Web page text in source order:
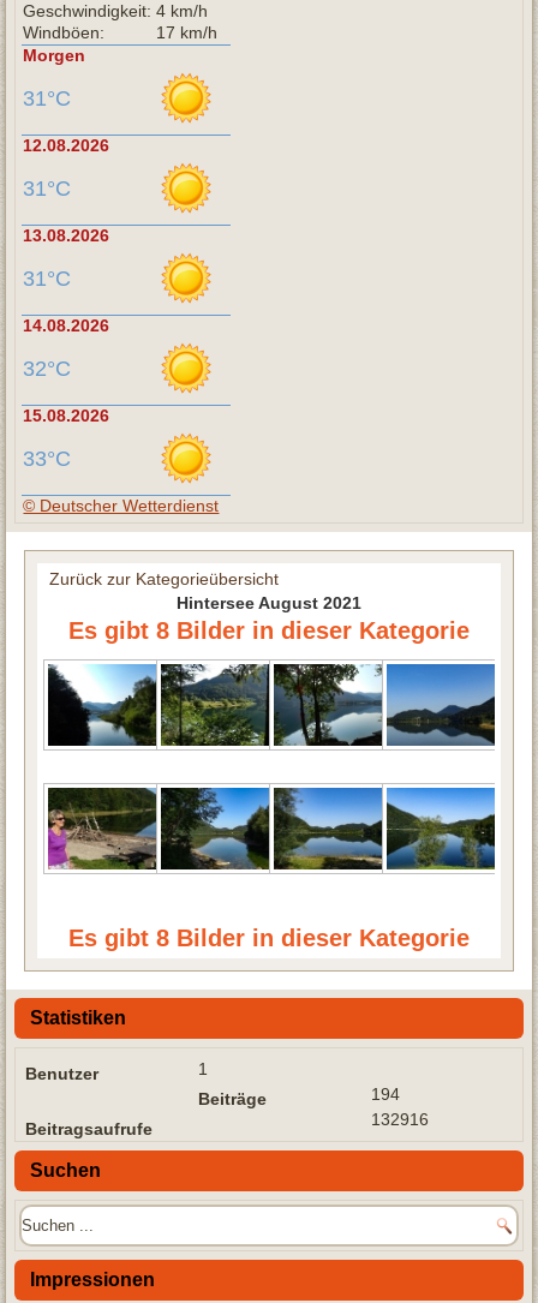
Geschwindigkeit: 4 km/h
Windböen:
17 km/h
Morgen
31°C
12.08.2026
31°C
13.08.2026
31°C
14.08.2026
32°C
15.08.2026
33°C
© Deutscher Wetterdienst
Zurück zur Kategorieübersicht
Hintersee August 2021
Es gibt 8 Bilder in dieser Kategorie
Es gibt 8 Bilder in dieser Kategorie
Statistiken
Benutzer
1
Beiträge
194
Beitragsaufrufe
132916
Suchen
Impressionen